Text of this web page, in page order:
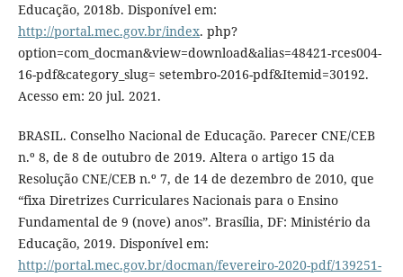
Educação, 2018b. Disponível em:
http://portal.mec.gov.br/index. php?
option=com_docman&view=download&alias=48421-rces004-
16-pdf&category_slug= setembro-2016-pdf&Itemid=30192.
Acesso em: 20 jul. 2021.
BRASIL. Conselho Nacional de Educação. Parecer CNE/CEB
n.º 8, de 8 de outubro de 2019. Altera o artigo 15 da
Resolução CNE/CEB n.º 7, de 14 de dezembro de 2010, que
“fixa Diretrizes Curriculares Nacionais para o Ensino
Fundamental de 9 (nove) anos”. Brasília, DF: Ministério da
Educação, 2019. Disponível em:
http://portal.mec.gov.br/docman/fevereiro-2020-pdf/139251-